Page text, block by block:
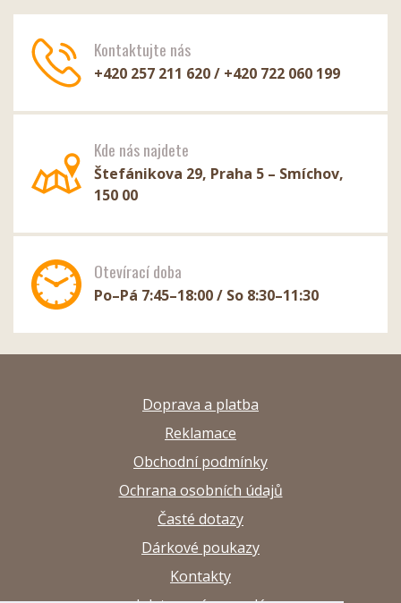
Kontaktujte nás
+420 257 211 620 / +420 722 060 199
Kde nás najdete
Štefánikova 29, Praha 5 – Smíchov,
150 00
Otevírací doba
Po–Pá 7:45–18:00 / So 8:30–11:30
Doprava a platba
Reklamace
Obchodní podmínky
Ochrana osobních údajů
Časté dotazy
Dárkové poukazy
Kontakty